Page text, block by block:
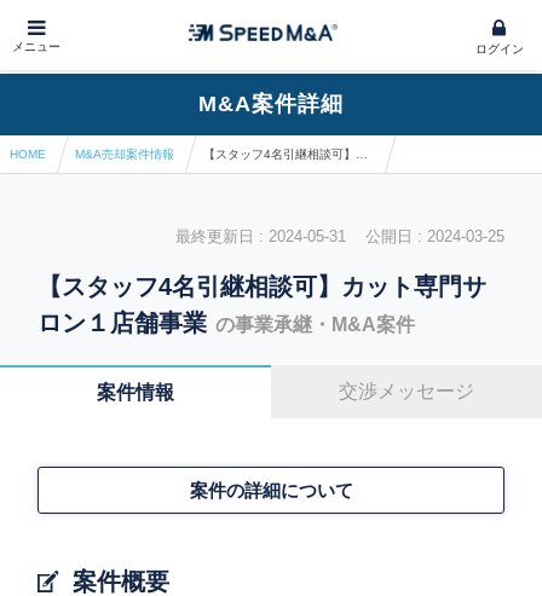
メニュー ログイン
M&A案件詳細
HOME M&A売却案件情報
最終更新日 : 2024-05-31 公開日 : 2024-03-25
【スタッフ4名引継相談可】カット専門サ
ロン１店舗事業 の事業承継・M&A案件
案件情報 交渉メッセージ
案件概要
案件の詳細について